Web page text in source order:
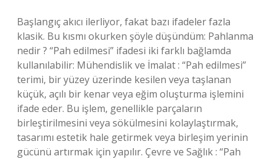
Başlangıç akıcı ilerliyor, fakat bazı ifadeler fazla
klasik. Bu kısmı okurken şöyle düşündüm: Pahlanma
nedir ? “Pah edilmesi” ifadesi iki farklı bağlamda
kullanılabilir: Mühendislik ve İmalat : “Pah edilmesi”
terimi, bir yüzey üzerinde kesilen veya taşlanan
küçük, açılı bir kenar veya eğim oluşturma işlemini
ifade eder. Bu işlem, genellikle parçaların
birleştirilmesini veya sökülmesini kolaylaştırmak,
tasarımı estetik hale getirmek veya birleşim yerinin
gücünü artırmak için yapılır. Çevre ve Sağlık : “Pah